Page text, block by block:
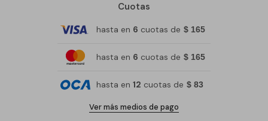
Cuotas
hasta en 6 cuotas de $ 165
hasta en 6 cuotas de $ 165
hasta en 12 cuotas de $ 83
Ver más medios de pago